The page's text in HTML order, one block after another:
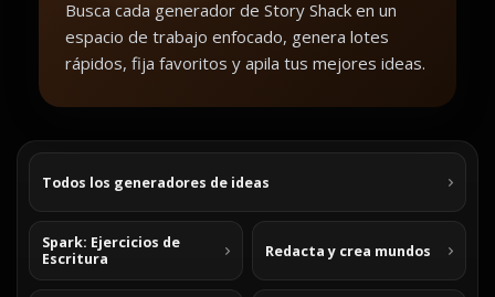
Busca cada generador de Story Shack en un
espacio de trabajo enfocado, genera lotes
rápidos, fija favoritos y apila tus mejores ideas.
Todos los generadores de ideas
Spark: Ejercicios de
Escritura
Redacta y crea mundos